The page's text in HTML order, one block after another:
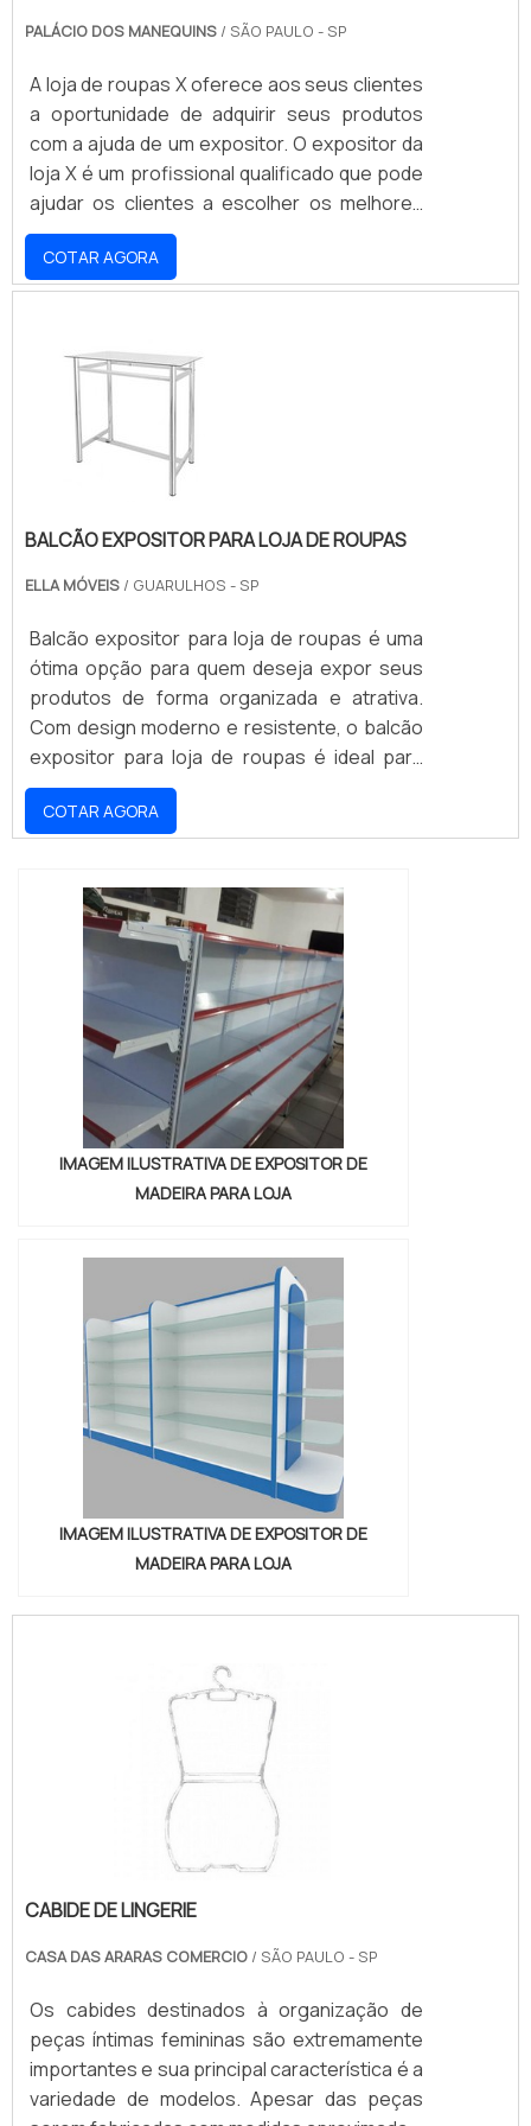
PALÁCIO DOS MANEQUINS / SÃO PAULO - SP
A loja de roupas X oferece aos seus clientes
a oportunidade de adquirir seus produtos
com a ajuda de um expositor. O expositor da
loja X é um profissional qualificado que pode
ajudar os clientes a escolher os melhores
produtos para suas necessidades. O
expositor da loja X tem conhecimento sobre
as últimas tendências da moda e pode ajudar
para seu guarda-roupa. Além disso, o
expositor da loja X também pode oferecer
conselhos sobre como combinar as peças
para criar looks modernos e elegantes.
COTAR AGORA
BALCÃO EXPOSITOR PARA LOJA DE ROUPAS
ELLA MÓVEIS / GUARULHOS - SP
Balcão expositor para loja de roupas é uma
ótima opção para quem deseja expor seus
produtos de forma organizada e atrativa.
Com design moderno e resistente, o balcão
expositor para loja de roupas é ideal para
quem busca praticidade e segurança para
seus produtos. Além disso, o balcão
expositor para loja de roupas é versátil e
roupas, como camisetas, calças, vestidos e
acessórios.
COTAR AGORA
IMAGEM ILUSTRATIVA DE EXPOSITOR DE
MADEIRA PARA LOJA
IMAGEM ILUSTRATIVA DE EXPOSITOR DE
MADEIRA PARA LOJA
CABIDE DE LINGERIE
CASA DAS ARARAS COMERCIO / SÃO PAULO - SP
Os cabides destinados à organização de
peças íntimas femininas são extremamente
importantes e sua principal característica é a
variedade de modelos. Apesar das peças